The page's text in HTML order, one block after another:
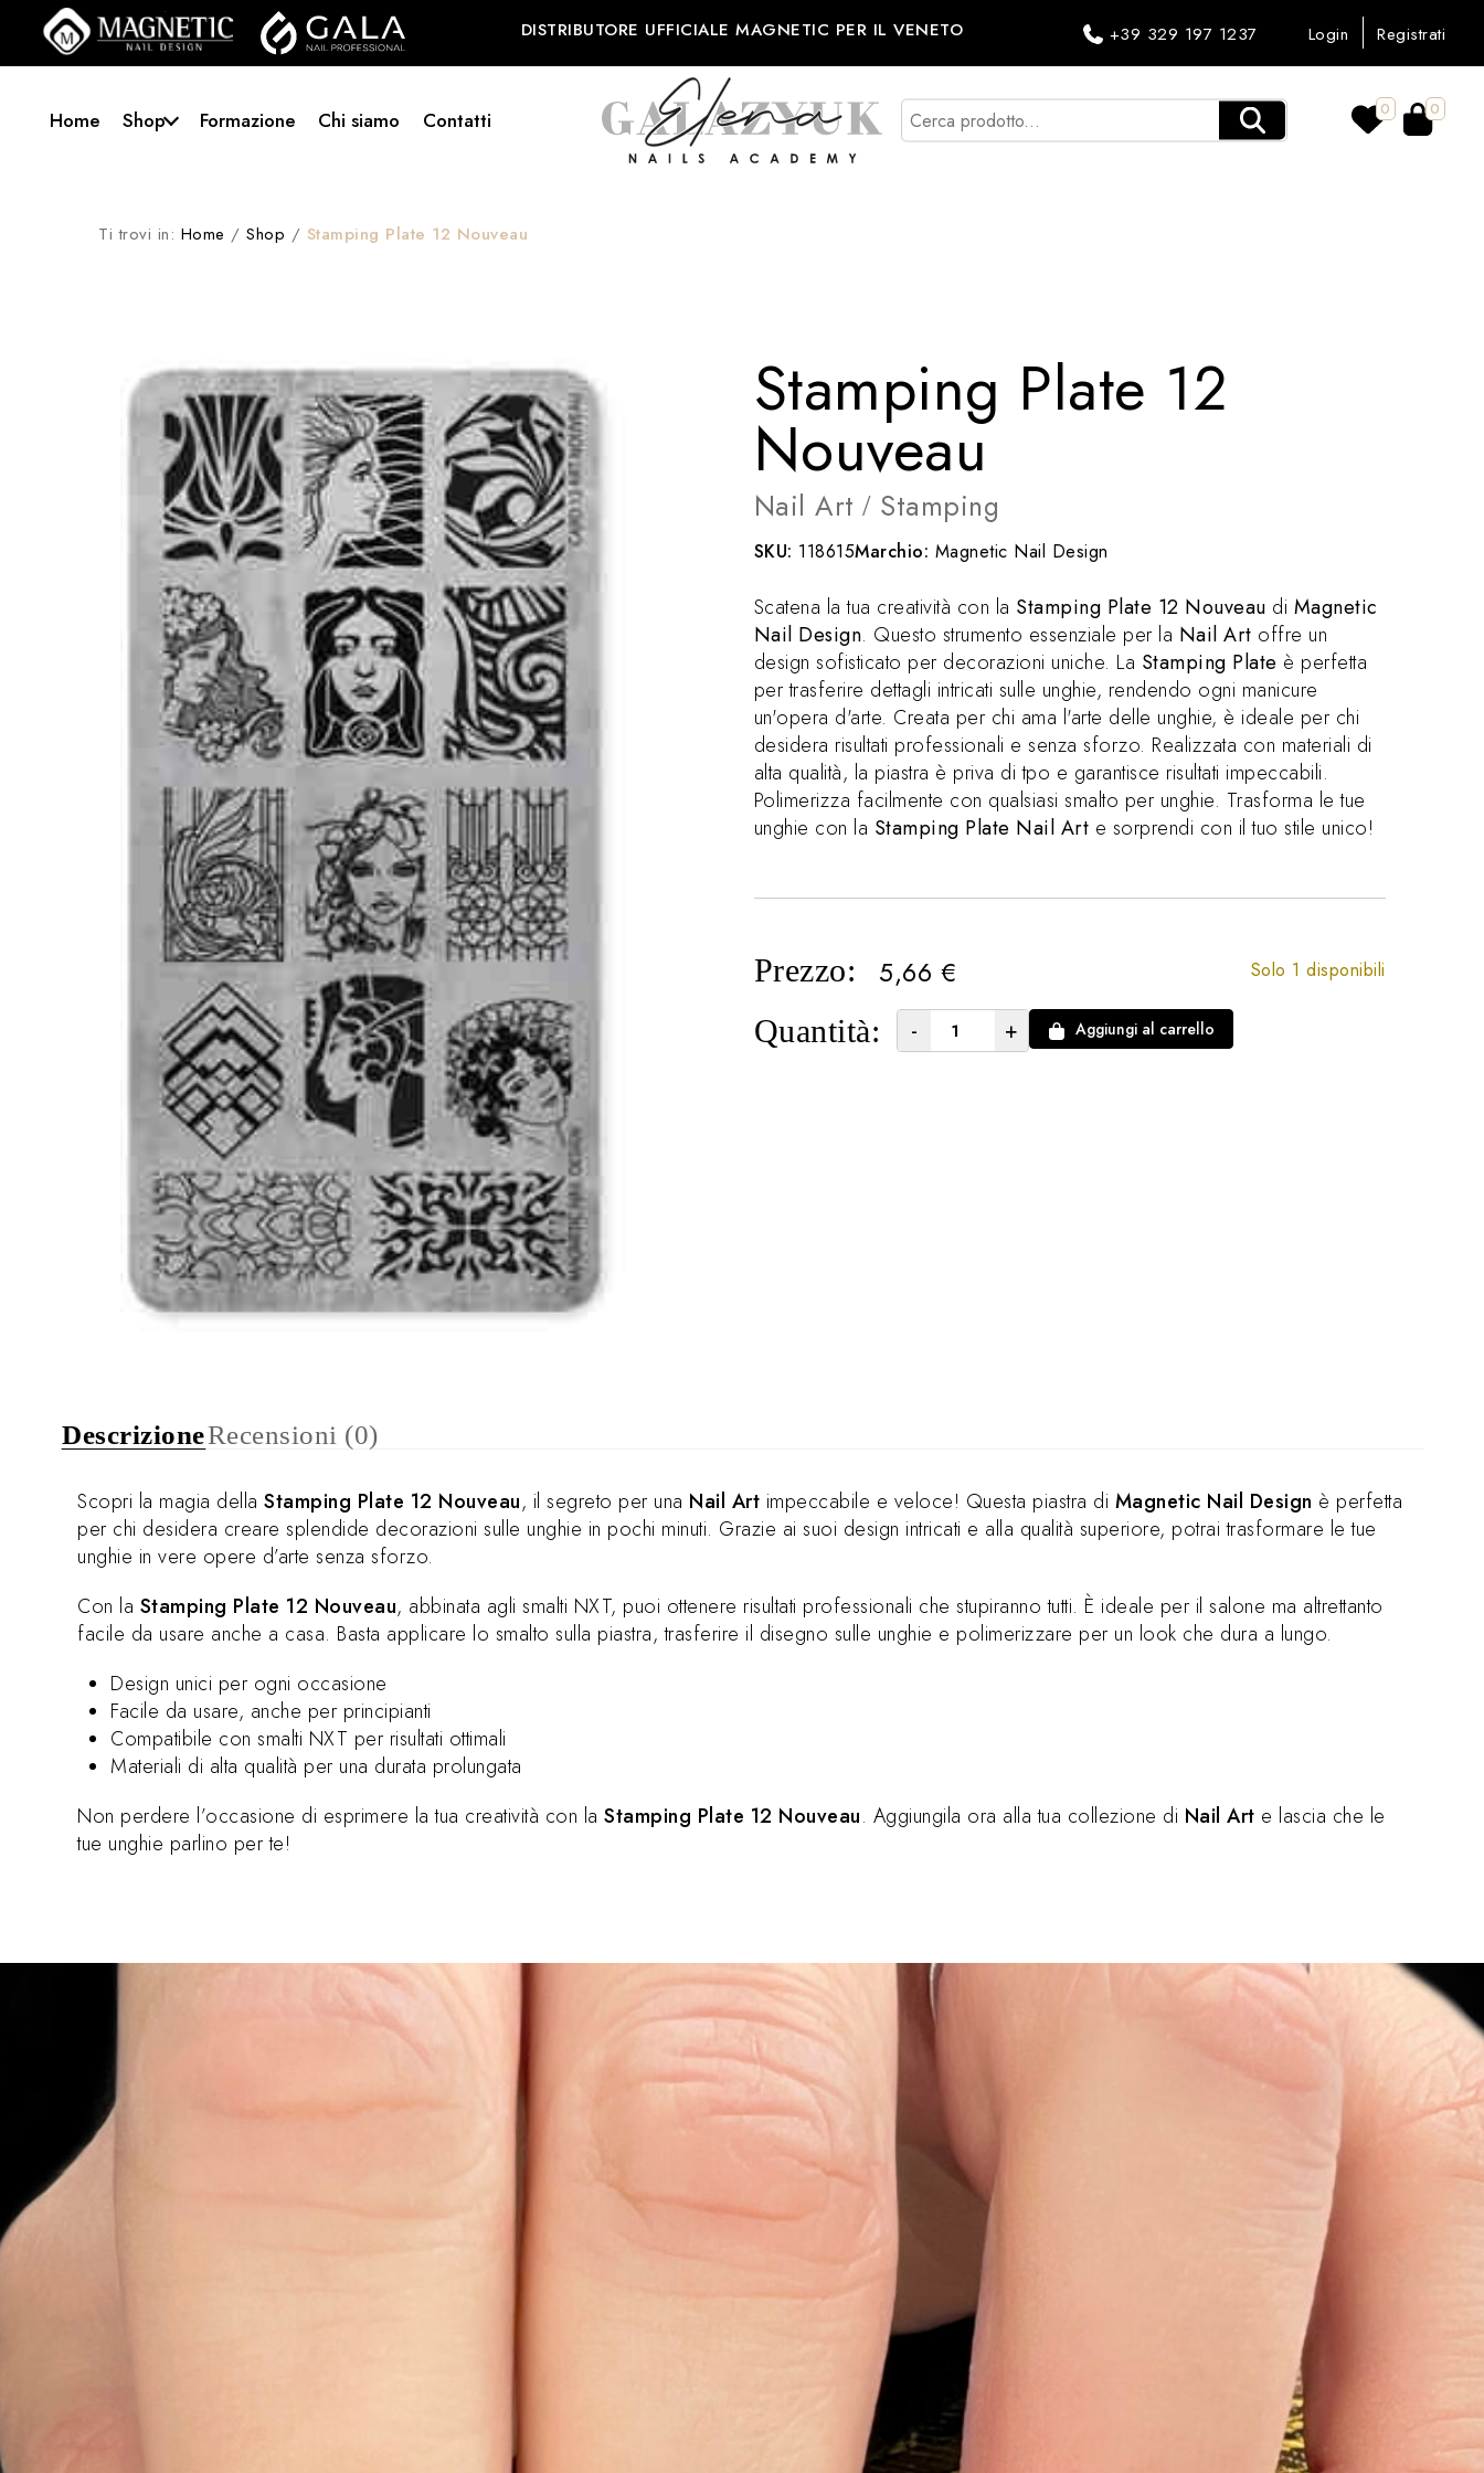
DISTRIBUTORE UFFICIALE MAGNETIC PER IL VENETO +39 329 197 1237 Login Registrati
Home Shop Formazione Chi siamo Contatti 0 0
Ti trovi in: Home /Shop / Stamping Plate 12 Nouveau
Stamping Plate 12
Nouveau
Nail Art / Stamping
SKU: 118615Marchio: Magnetic Nail Design
Scatena la tua creatività con la Stamping Plate 12 Nouveau di Magnetic
Nail Design. Questo strumento essenziale per la Nail Art offre un
design sofisticato per decorazioni uniche. La Stamping Plate è perfetta
per trasferire dettagli intricati sulle unghie, rendendo ogni manicure
un'opera d'arte. Creata per chi ama l'arte delle unghie, è ideale per chi
desidera risultati professionali e senza sforzo. Realizzata con materiali di
alta qualità, la piastra è priva di tpo e garantisce risultati impeccabili.
Polimerizza facilmente con qualsiasi smalto per unghie. Trasforma le tue
unghie con la Stamping Plate Nail Art e sorprendi con il tuo stile unico!
Prezzo: 5,66 € Solo 1 disponibili
Quantità: - + Aggiungi al carrello
DescrizioneRecensioni (0)
Scopri la magia della Stamping Plate 12 Nouveau, il segreto per una Nail Art impeccabile e veloce! Questa piastra di Magnetic Nail Design è perfetta
per chi desidera creare splendide decorazioni sulle unghie in pochi minuti. Grazie ai suoi design intricati e alla qualità superiore, potrai trasformare le tue
unghie in vere opere d’arte senza sforzo.
Con la Stamping Plate 12 Nouveau, abbinata agli smalti NXT, puoi ottenere risultati professionali che stupiranno tutti. È ideale per il salone ma altrettanto
facile da usare anche a casa. Basta applicare lo smalto sulla piastra, trasferire il disegno sulle unghie e polimerizzare per un look che dura a lungo.
Design unici per ogni occasione
Facile da usare, anche per principianti
Compatibile con smalti NXT per risultati ottimali
Materiali di alta qualità per una durata prolungata
Non perdere l’occasione di esprimere la tua creatività con la Stamping Plate 12 Nouveau. Aggiungila ora alla tua collezione di Nail Art e lascia che le
tue unghie parlino per te!